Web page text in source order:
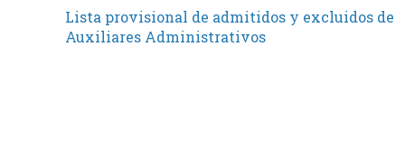
Lista provisional de admitidos y excluidos de
Auxiliares Administrativos